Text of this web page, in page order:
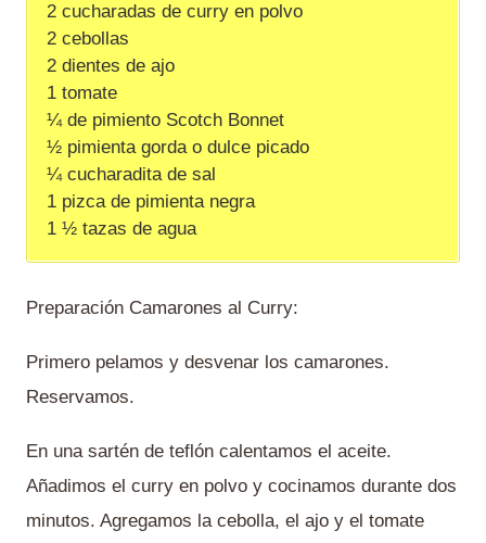
2 cucharadas de curry en polvo
2 cebollas
2 dientes de ajo
1 tomate
¼ de pimiento Scotch Bonnet
½ pimienta gorda o dulce picado
¼ cucharadita de sal
1 pizca de pimienta negra
1 ½ tazas de agua
Preparación Camarones al Curry:
Primero pelamos y desvenar los camarones.
Reservamos.
En una sartén de teflón calentamos el aceite.
Añadimos el curry en polvo y cocinamos durante dos
minutos. Agregamos la cebolla, el ajo y el tomate